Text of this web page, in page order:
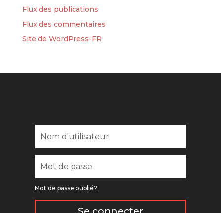
Flux des publications
Flux des commentaires
Site de WordPress-FR
Mot de passe oublié?